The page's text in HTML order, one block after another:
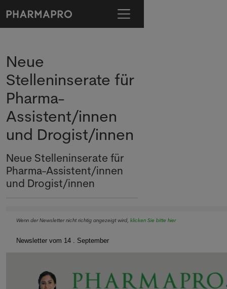
Neue
Stelleninserate für
Pharma-
Assistent/innen
und Drogist/innen
Neue Stelleninserate für
Pharma-Assistent/innen
und Drogist/innen
Wenn der Newsletter nicht richtig angezeigt wird, klicken Sie bitte hier
Newsletter vom 14 . September